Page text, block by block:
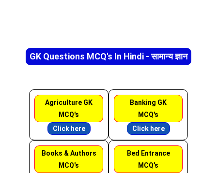
GK Questions MCQ's In Hindi - सामान्य ज्ञान
Agriculture GK
MCQ's
Click here
Banking GK
MCQ's
Click here
Books & Authors
MCQ's
Bed Entrance
MCQ's